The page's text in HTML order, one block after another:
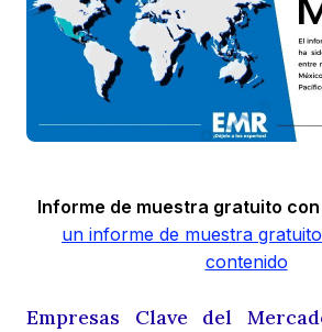
Informe de muestra gratuito
un informe de muestra
contenido
Empresas Clave del